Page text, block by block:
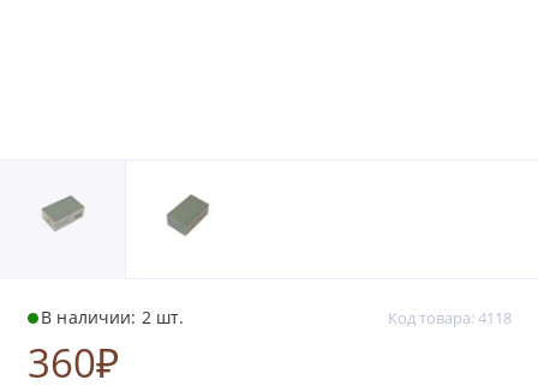
В наличии: 2 шт. Код товара: 4118
360₽